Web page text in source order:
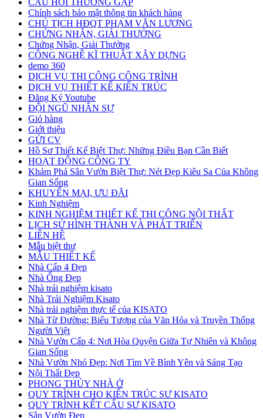
CÂU HỎI THƯỜNG GẶP
Chính sách bảo mật thông tin khách hàng
CHỦ TỊCH HĐQT PHẠM VĂN LƯƠNG
CHỨNG NHẬN, GIẢI THƯỞNG
Chứng Nhận, Giải Thưởng
CÔNG NGHỆ KĨ THUẬT XÂY DỰNG
demo 360
DỊCH VỤ THI CÔNG CÔNG TRÌNH
DỊCH VỤ THIẾT KẾ KIẾN TRÚC
Đăng Ký Youtube
ĐỘI NGŨ NHÂN SỰ
Giỏ hàng
Giới thiệu
GỬI CV
Hồ Sơ Thiết Kế Biệt Thự: Những Điều Bạn Cần Biết
HOẠT ĐỘNG CÔNG TY
Khám Phá Sân Vườn Biệt Thự: Nét Đẹp Kiêu Sa Của Không
Gian Sống
KHUYẾN MẠI, ƯU ĐÃI
Kinh Nghiệm
KINH NGHIỆM THIẾT KẾ THI CÔNG NỘI THẤT
LỊCH SỬ HÌNH THÀNH VÀ PHÁT TRIỂN
LIÊN HỆ
Mẫu biệt thự
MẪU THIẾT KẾ
Nhà Cấp 4 Đẹp
Nhà Ống Đẹp
Nhà trải nghiệm kisato
Nhà Trải Nghiệm Kisato
Nhà trải nghiệm thực tế của KISATO
Nhà Từ Đường: Biểu Tượng của Văn Hóa và Truyền Thống
Người Việt
Nhà Vườn Cấp 4: Nơi Hòa Quyện Giữa Tự Nhiên và Không
Gian Sống
Nhà Vườn Nhỏ Đẹp: Nơi Tìm Về Bình Yên và Sáng Tạo
Nội Thất Đẹp
PHONG THỦY NHÀ Ở
QUY TRÌNH CHO KIẾN TRÚC SƯ KISATO
QUY TRÌNH KẾT CẤU SƯ KISATO
Sân Vườn Đẹp